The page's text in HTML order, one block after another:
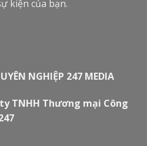
kiện của bạn.
NGHIỆP 247 MEDIA
TNHH Thương mại Công